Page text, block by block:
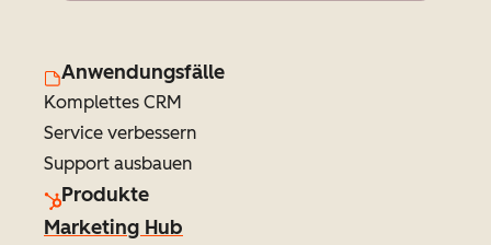
Anwendungsfälle
Komplettes CRM
Service verbessern
Support ausbauen
Produkte
Marketing Hub